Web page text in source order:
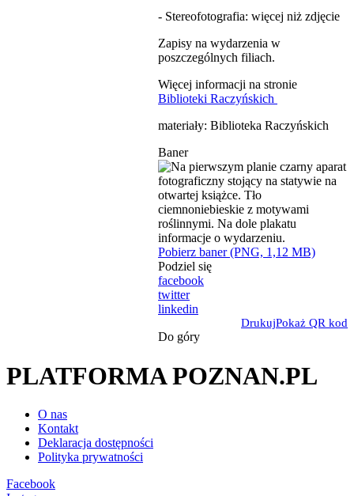
- Stereofotografia: więcej niż zdjęcie
Zapisy na wydarzenia w
poszczególnych filiach.
Więcej informacji na stronie
Biblioteki Raczyńskich
materiały: Biblioteka Raczyńskich
Baner
Pobierz baner (PNG, 1,12 MB)
Podziel się
facebook
twitter
linkedin
DrukujPokaż QR kod
Do góry
PLATFORMA POZNAN.PL
O nas
Kontakt
Deklaracja dostępności
Polityka prywatności
Facebook